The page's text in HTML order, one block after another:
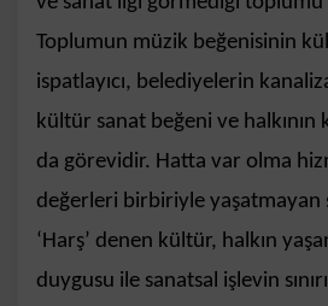
Toplumun müzik beğenisinin
ispatlayıcı, belediyelerin
kültür sanat beğeni ve halkının
da görevidir. Hatta var olma
değerleri birbiriyle yaşatmayan
‘Harş’ denen kültür, halkın
duygusu ile sanatsal işlevin